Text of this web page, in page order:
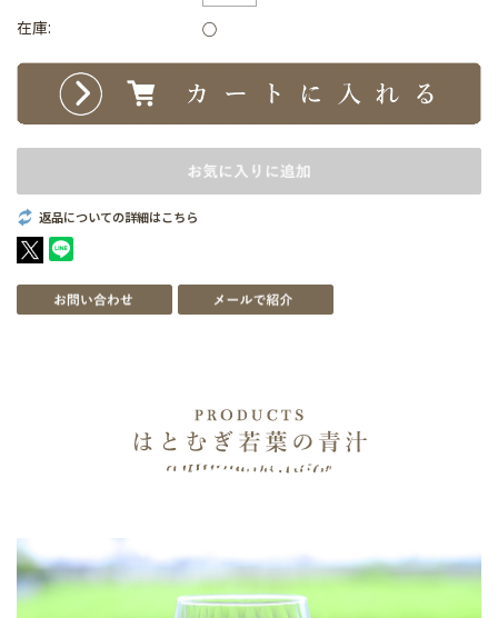
在庫:
○
返品についての詳細はこちら